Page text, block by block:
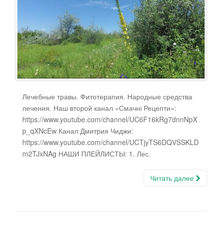
Лечебные травы. Фитотерапия. Народные средства
лечения. Наш второй канал «Смачні Рецепти»:
https://www.youtube.com/channel/UC6F16kRg7dnnNpX
p_qXNcEw Канал Дмитрия Чиджи:
https://www.youtube.com/channel/UCTjyTS6DQVSSKLD
m2TJxNAg НАШИ ПЛЕЙЛИСТЫ: 1. Лес.
Читать далее